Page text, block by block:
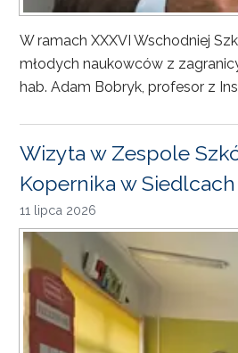
W ramach XXXVI Wschodniej
młodych naukowców z
hab. Adam Bobryk, profesor z
Wizyta w Zespole
Kopernika w Siedlcach
11 lipca 2026